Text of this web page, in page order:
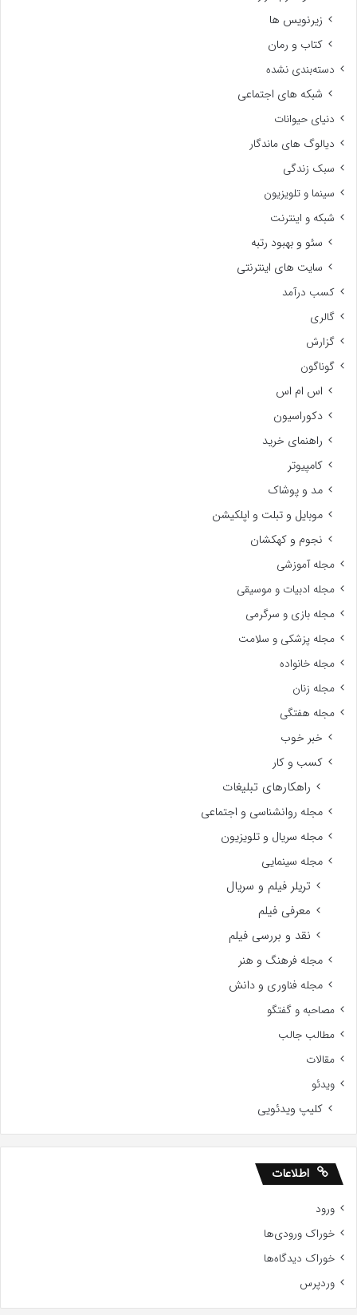
زیرنویس ها
کتاب و رمان
دسته‌بندی نشده
شبکه های اجتماعی
دنیای حیوانات
دیالوگ های ماندگار
سبک زندگی
سینما و تلویزیون
شبکه و اینترنت
سئو و بهبود رتبه
سایت های اینترنتی
کسب درآمد
گالری
گزارش
گوناگون
اس ام اس
دکوراسیون
راهنمای خرید
کامپیوتر
مد و پوشاک
موبایل و تبلت و اپلکیشن
نجوم و کهکشان
مجله آموزشی
مجله ادبیات و موسیقی
مجله بازی و سرگرمی
مجله پزشکی و سلامت
مجله خانواده
مجله زنان
مجله هفتگی
خبر خوب
کسب و کار
راهکارهای تبلیغات
مجله روانشناسی و اجتماعی
مجله سریال و تلویزیون
مجله سینمایی
تریلر فیلم و سریال
معرفی فیلم
نقد و بررسی فیلم
مجله فرهنگ و هنر
مجله فناوری و دانش
مصاحبه و گفتگو
مطالب جالب
مقالات
ویدئو
کلیپ ویدئویی
اطلاعات
ورود
خوراک ورودی‌ها
خوراک دیدگاه‌ها
وردپرس